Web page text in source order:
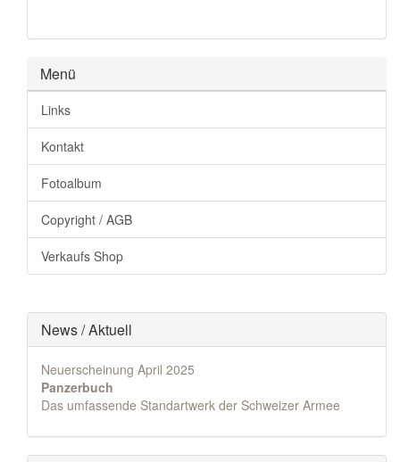
Menü
Links
Kontakt
Fotoalbum
Copyright / AGB
Verkaufs Shop
News / Aktuell
Neuerscheinung April 2025
Panzerbuch
Das umfassende Standartwerk der Schweizer Armee